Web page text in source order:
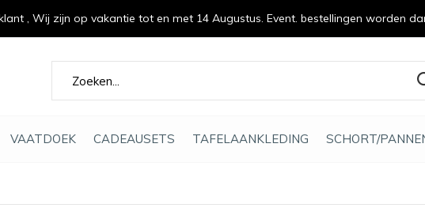
VAATDOEK CADEAUSETS TAFELAANKLEDING SCHORT/
en met liefde gemaakt
, Wij zijn op vakantie tot en met 14 Augustus. Event. bestellingen worden